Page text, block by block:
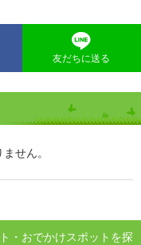
友だちに送る
せん。
・おでかけスポットを探